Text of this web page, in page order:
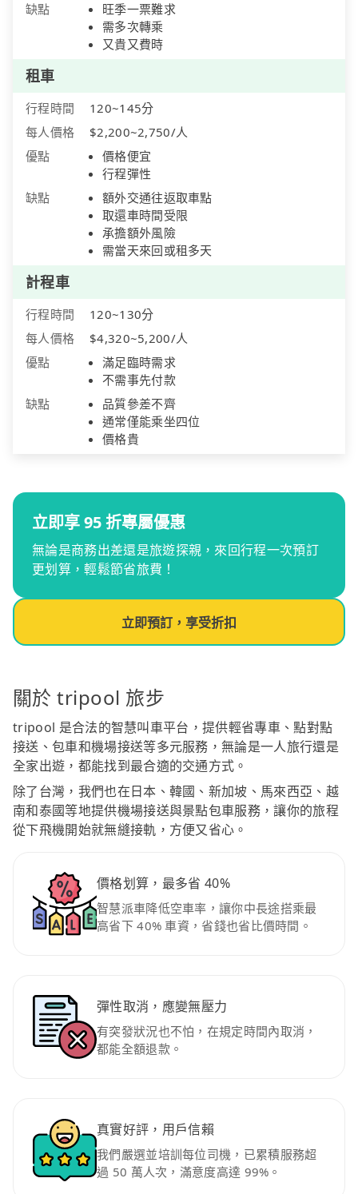
缺點
旺季一票難求
需多次轉乘
又貴又費時
租車
行程時間
120~145分
每人價格
$2,200~2,750/人
優點
價格便宜
行程彈性
缺點
額外交通往返取車點
取還車時間受限
承擔額外風險
需當天來回或租多天
計程車
行程時間
120~130分
每人價格
$4,320~5,200/人
優點
滿足臨時需求
不需事先付款
缺點
品質參差不齊
通常僅能乘坐四位
價格貴
立即享 95 折專屬優惠
無論是商務出差還是旅遊探親，來回行程一次預訂
更划算，輕鬆節省旅費！
立即預訂，享受折扣
關於 tripool 旅步
tripool 是合法的智慧叫車平台，提供輕省專車、點對點
接送、包車和機場接送等多元服務，無論是一人旅行還是
全家出遊，都能找到最合適的交通方式。
除了台灣，我們也在日本、韓國、新加坡、馬來西亞、越
南和泰國等地提供機場接送與景點包車服務，讓你的旅程
從下飛機開始就無縫接軌，方便又省心。
價格划算，最多省 40%
智慧派車降低空車率，讓你中長途搭乘最
高省下 40% 車資，省錢也省比價時間。
彈性取消，應變無壓力
有突發狀況也不怕，在規定時間內取消，
都能全額退款。
真實好評，用戶信賴
我們嚴選並培訓每位司機，已累積服務超
過 50 萬人次，滿意度高達 99%。